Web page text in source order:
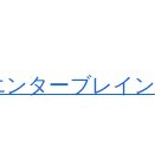
ターブレイン